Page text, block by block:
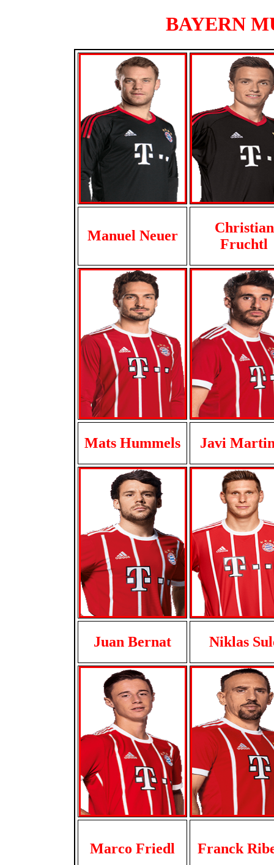
BAYERN
Manuel Neuer
Christian
Fruchtl
Mats Hummels Javi
Juan Bernat Niklas
Marco Friedl Franck